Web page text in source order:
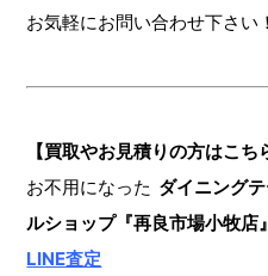
お気軽にお問い合わせ下さい！
【買取やお見積りの方はこち
お不用になった ダイニング
ルショップ『再良市場小牧店
LINE査定